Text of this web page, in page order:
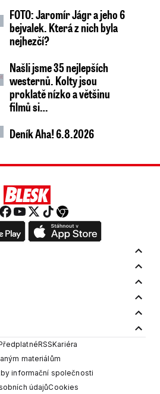
FOTO: Jaromír Jágr a jeho 6
bejvalek. Která z nich byla
nejhezčí?
Našli jsme 35 nejlepších
westernů. Kolty jsou
proklatě nízko a většinu
filmů si…
Deník Aha! 6.8.2026
RSSKariéra
materiálům
informační společnosti
údajůCookies